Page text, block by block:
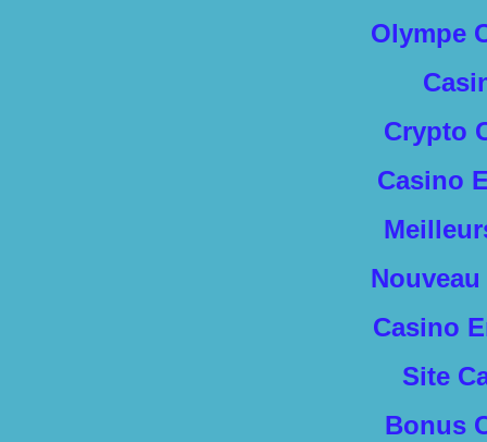
Olympe
Crypto
Casino
Casino
Site
Bonus